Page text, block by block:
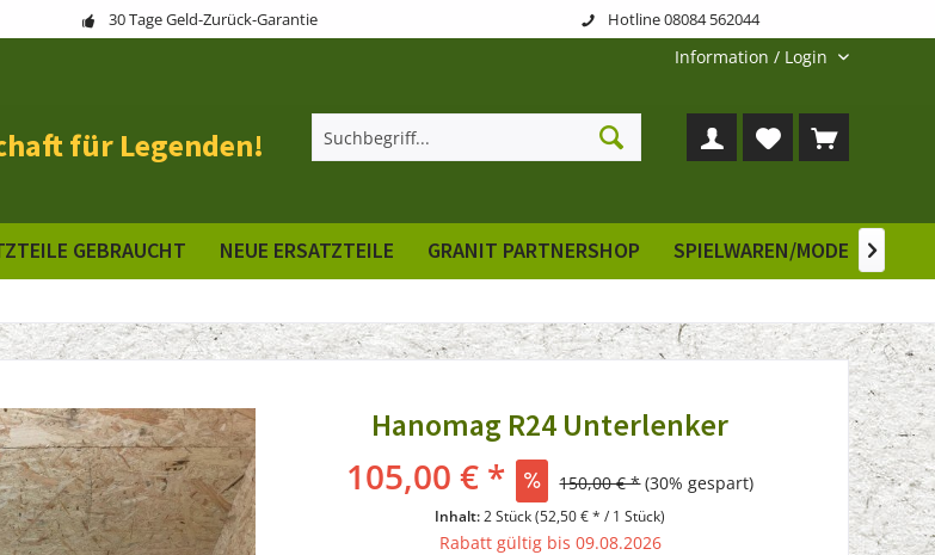
30 Tage Geld-Zurück-Garantie Hotline 08084 562044
Information / Login
für Legenden!
GEBRAUCHT NEUE ERSATZTEILE GRANIT PARTNERSHOP SPIELWAREN/MODELLE

Hanomag R24 Unterlenker
105,00 € * 150,00 € * (30% gespart)
Inhalt:2 Stück (52,50 € * / 1 Stück)
Rabatt gültig bis 09.08.2026